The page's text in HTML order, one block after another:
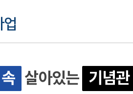
업
살아있는 기념관